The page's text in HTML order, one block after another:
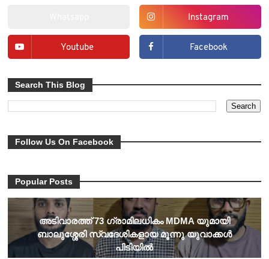
Instagram
Youtube Facebook
Search This Blog
Follow Us On Facebook
Popular Posts
അടിവാരത്ത് 73 ഗ്രാമിലധികം MDMA യുമായി
ബാലുശ്ശേരി സ്വദേശികളായ മൂന്നു യുവാക്കൾ
പിടിയിൽ